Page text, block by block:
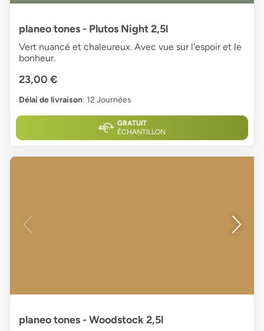
planeo tones - Plutos Night 2,5l
Vert nuancé et chaleureux. Avec vue sur l'espoir et le
bonheur.
23,00 €
Délai de livraison: 12 Journées
GRATUIT
ÉCHANTILLON
planeo tones - Woodstock 2,5l